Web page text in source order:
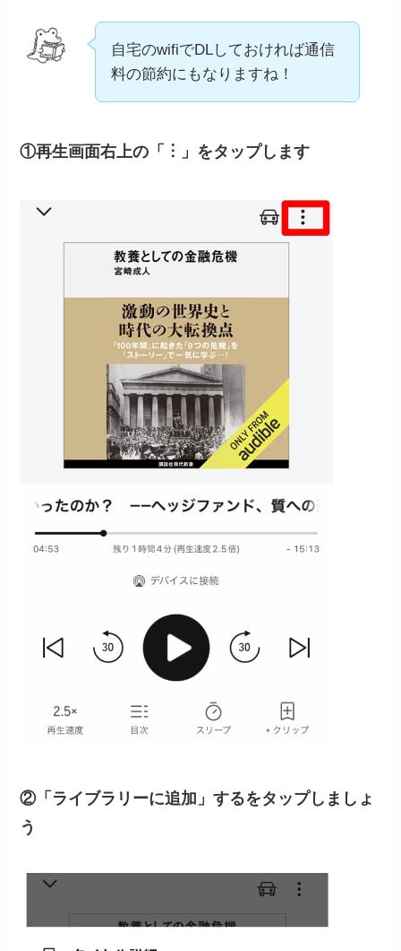
自宅のwifiでDLしておければ通信
料の節約にもなりますね！
①再生画面右上の「︙」をタップします
②「ライブラリーに追加」するをタップしましょ
う